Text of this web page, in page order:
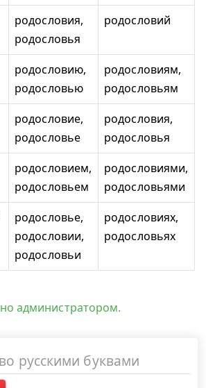
родословия,
родословья
родословий
родословию,
родословью
родословиям,
родословьям
родословие,
родословье
родословия,
родословья
родословием,
родословьем
родословиями,
родословьями
родословье,
родословии,
родословьи
родословиях,
родословьях
администратором.